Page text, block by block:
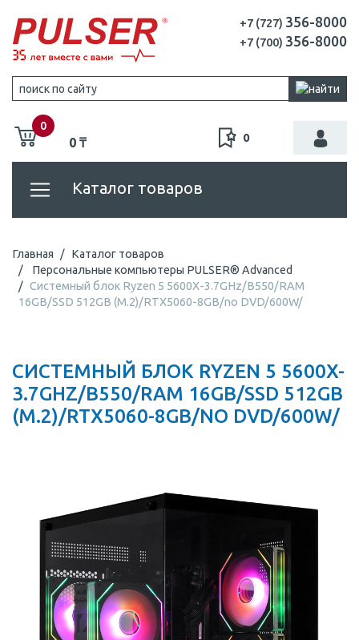
+7 (727) 356-8000
+7 (700) 356-8000
0
0 ₸ 0
Каталог товаров
Главная
Каталог товаров
Персональные компьютеры PULSER® Advanced
Системный блок Ryzen 5 5600X-3.7GHz/B550/RAM
16GB/SSD 512GB (M.2)/RTX5060-8GB/no DVD/600W/
СИСТЕМНЫЙ БЛОК RYZEN 5 5600X-
3.7GHZ/B550/RAM 16GB/SSD 512GB
(M.2)/RTX5060-8GB/NO DVD/600W/